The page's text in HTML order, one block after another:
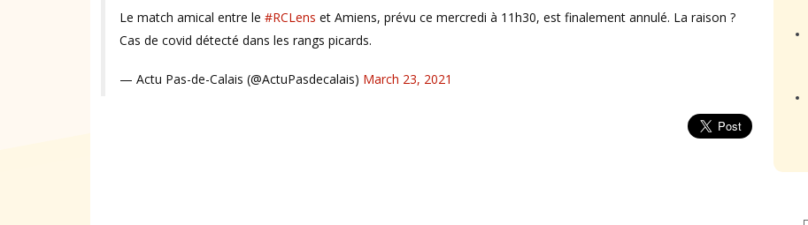
Le match amical entre le #RCLens et Amiens, prévu ce mercredi à 11h30, est finalement annulé. La raison ?
Cas de covid détecté dans les rangs picards.
— Actu Pas-de-Calais (@ActuPasdecalais) March 23, 2021